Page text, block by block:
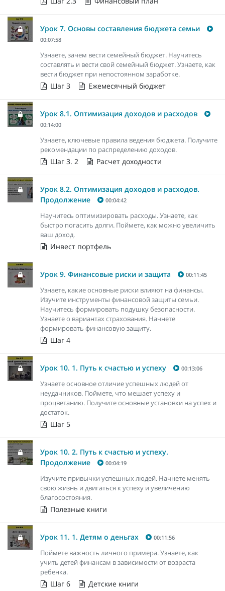
Урок 7. Основы составления бюджета семьи
00:07:58
Узнаете, зачем вести семейный бюджет. Научитесь
составлять и вести свой семейный бюджет. Узнаете, как
вести бюджет при непостоянном заработке.
Шаг 3 Ежемесячный бюджет
Урок 8.1. Оптимизация доходов и расходов
00:14:00
Узнаете, ключевые правила ведения бюджета. Получите
рекомендации по распределению доходов.
Шаг 3. 2 Расчет доходности
Урок 8.2. Оптимизация доходов и расходов.
Продолжение
00:04:42
Научитесь оптимизировать расходы. Узнаете, как
быстро погасить долги. Поймете, как можно увеличить
ваш доход.
Инвест портфель
Урок 9. Финансовые риски и защита 00:11:45
Узнаете, какие основные риски влияют на финансы.
Изучите инструменты финансовой защиты семьи.
Научитесь формировать подушку безопасности.
Узнаете о вариантах страхования. Начнете
формировать финансовую защиту.
Шаг 4
Урок 10. 1. Путь к счастью и успеху 00:13:06
Узнаете основное отличие успешных людей от
неудачников. Поймете, что мешает успеху и
процветанию. Получите основные установки на успех и
достаток.
Шаг 5
Урок 10. 2. Путь к счастью и успеху.
Продолжение
00:04:19
Изучите привычки успешных людей. Начнете менять
свою жизнь и двигаться к успеху и увеличению
благосостояния.
Полезные книги
Урок 11. 1. Детям о деньгах 00:11:56
Поймете важность личного примера. Узнаете, как
учить детей финансам в зависимости от возраста
ребенка.
Шаг 6 Детские книги